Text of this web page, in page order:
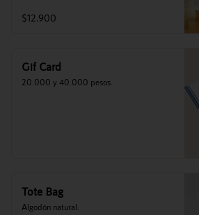
$12.900
Gif Card
20.000 y 40.000 pesos.
Tote Bag
Algodón natural.